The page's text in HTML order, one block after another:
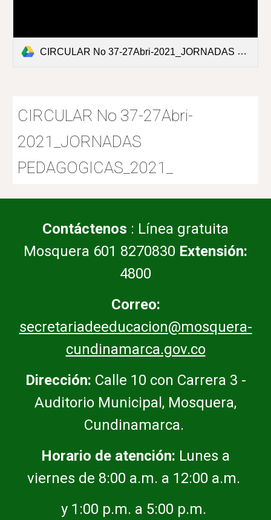
CIRCULAR No 37-27Abri-2021_JORNADAS PEDAGOGICAS_2021_.pdf
CIRCULAR No 37-27Abri-
2021_JORNADAS
PEDAGOGICAS_2021_
Contáctenos : Línea gratuita
Mosquera 601 8270830 Extensión:
4800
Correo:
secretariadeeducacion@mosquera-
cundinamarca.gov.co
Dirección: Calle 10 con Carrera 3 -
Auditorio Municipal, Mosquera,
Cundinamarca.
Horario de atención: Lunes a
viernes de 8:00 a.m. a 12:00 a.m.
y 1:00 p.m. a 5:00 p.m.